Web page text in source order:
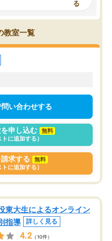
いなと
いのか
もびっ
持って
少しず
くなっ
も追加
受験に
していました。一生を
スト、多少お金がかかっ
る
教室一覧
い合わせする
申し込む
無料
トに追加する）
求する
無料
トに追加する）
東大生によるオンライン
指導
詳しく見る
4.2 （10件）